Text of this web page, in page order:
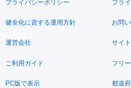
プライバシーポリシー プラ
健全化に資する運用方針 お問
運営会社 サイ
ご利用ガイド フリ
PC版で表示 都道